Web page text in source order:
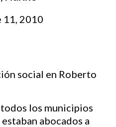
11, 2010
los municipios
abocados a